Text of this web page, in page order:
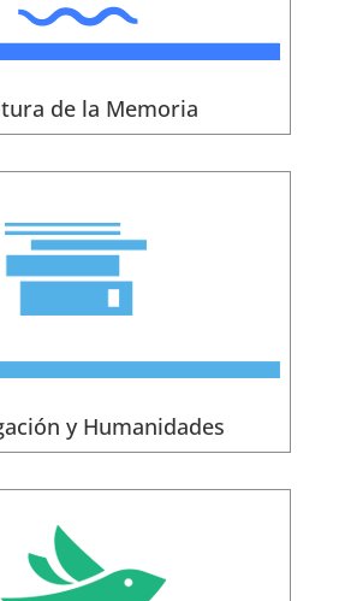
de la Memoria
y Humanidades